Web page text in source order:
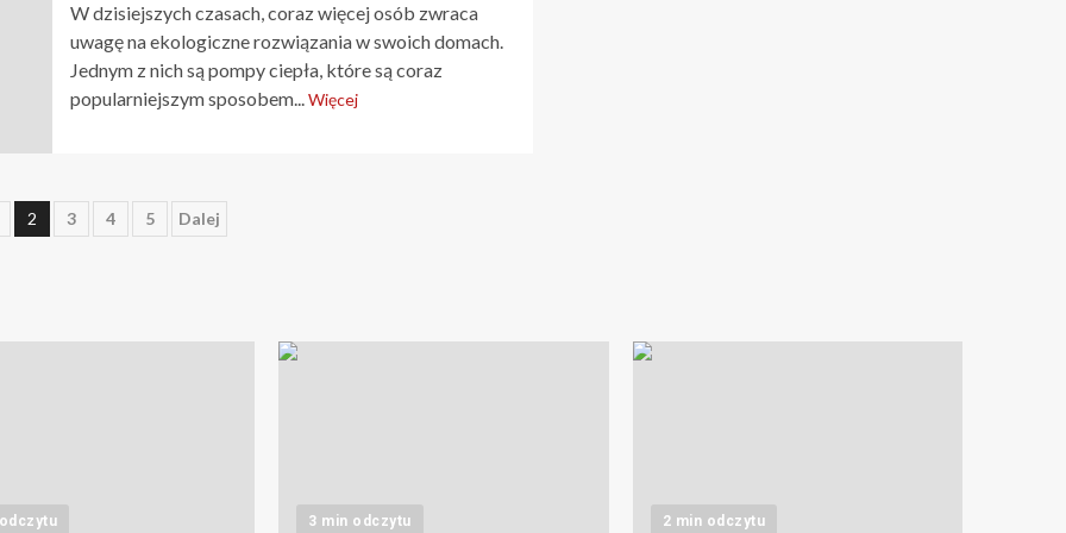
W dzisiejszych czasach, coraz więcej osób zwraca
uwagę na ekologiczne rozwiązania w swoich domach.
Jednym z nich są pompy ciepła, które są coraz
popularniejszym sposobem... Więcej
2 3 4 5 Dalej
3 min odczytu 2 min odczytu